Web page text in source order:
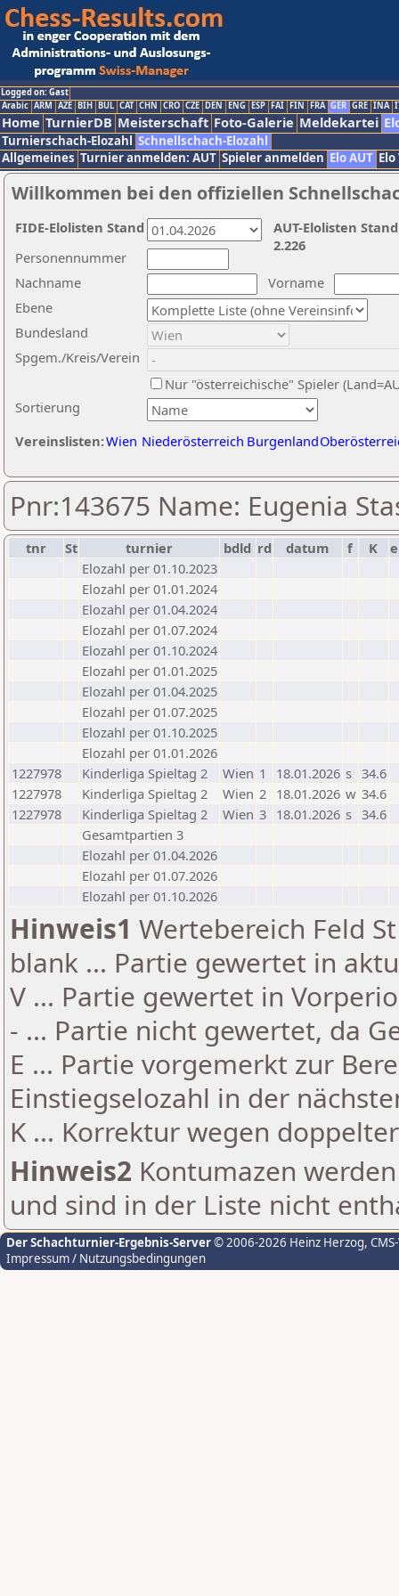
Logged on: Gast
Arabic ARM AZE BIH BUL CAT CHN CRO CZE DEN ENG ESP FAI FIN FRA GER GRE INA
Home TurnierDB Meisterschaft Foto-Galerie Meldekartei
Turnierschach-Elozahl Schnellschach-Elozahl
Allgemeines Turnier anmelden: AUT Spieler anmelden Elo AUT
Willkommen bei den offiziellen
Nachname
Vorname
Ebene
Sortierung
Personennummer
Bundesland
Spgem./Kreis/Verein
Nur "österreichische" Spieler
Vereinslisten:Wien Niederösterreich Burgenland
AUT-Elolisten
2.226
FIDE-Elolisten Stand
Pnr:143675 Name: Eugenia
tnr St turnier bdld rd datum f K
Elozahl per 01.10.2023
Elozahl per 01.01.2024
Elozahl per 01.04.2024
Elozahl per 01.07.2024
Elozahl per 01.10.2024
Elozahl per 01.01.2025
Elozahl per 01.04.2025
Elozahl per 01.07.2025
Elozahl per 01.10.2025
Elozahl per 01.01.2026
1227978
Kinderliga Spieltag 2 Wien 1 18.01.2026 s 34.6
1227978
Kinderliga Spieltag 2 Wien 2 18.01.2026 w 34.6
1227978
Kinderliga Spieltag 2 Wien 3 18.01.2026 s 34.6
Gesamtpartien 3
Elozahl per 01.04.2026
Elozahl per 01.07.2026
Elozahl per 01.10.2026
Hinweis1 Wertebereich Feld
blank ... Partie gewertet in
V ... Partie gewertet in
- ... Partie nicht gewertet, da
E ... Partie vorgemerkt zur
Einstiegselozahl in der
K ... Korrektur wegen
Hinweis2 Kontumazen
und sind in der Liste nicht
Der Schachturnier-Ergebnis-Server© 2006-2026 Heinz Herzog,
Impressum / Nutzungsbedingungen